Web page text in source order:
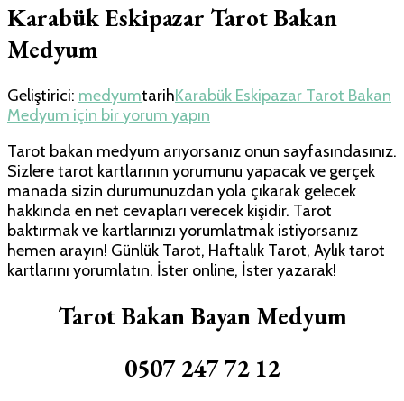
Karabük Eskipazar Tarot Bakan
Medyum
Geliştirici: medyumtarihKarabük Eskipazar Tarot Bakan
Medyum için bir yorum yapın
Tarot bakan medyum arıyorsanız onun sayfasındasınız.
Sizlere tarot kartlarının yorumunu yapacak ve gerçek
manada sizin durumunuzdan yola çıkarak gelecek
hakkında en net cevapları verecek kişidir. Tarot
baktırmak ve kartlarınızı yorumlatmak istiyorsanız
hemen arayın! Günlük Tarot, Haftalık Tarot, Aylık tarot
kartlarını yorumlatın. İster online, İster yazarak!
Tarot Bakan Bayan Medyum
0507 247 72 12